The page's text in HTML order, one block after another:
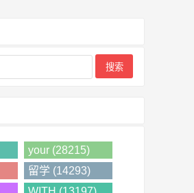
your (28215)
留学 (14293)